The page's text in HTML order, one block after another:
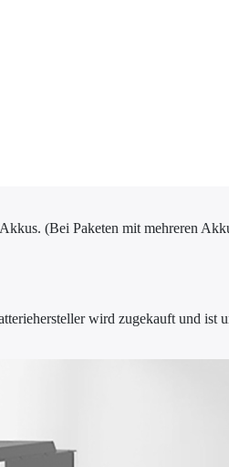
(Bei Paketen mit mehreren
wird zugekauft und ist